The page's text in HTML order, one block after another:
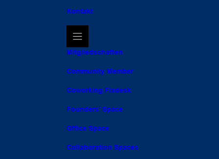
Kontakt
Mitgliedschaften
Community Member
Coworking Fixdesk
Founders’ Space
Office Space
Collaboration Spaces